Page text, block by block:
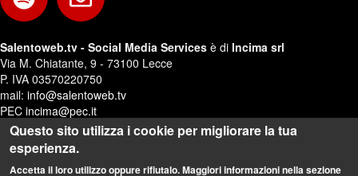
Salentoweb.tv - Social Media Services è di Incima srl
Via M. Chiatante, 9 - 73100 Lecce
P. IVA 03570220750
mail: info@salentoweb.tv
PEC incima@pec.it
Privacy e Trattamento Dati Personali
Web Design:Andrea Riezzo
Questo sito utilizza i cookie per migliorare la tua
esperienza.
Accetta il loro utilizzo oppure rifiutalo. Maggiori informazioni nella sezione